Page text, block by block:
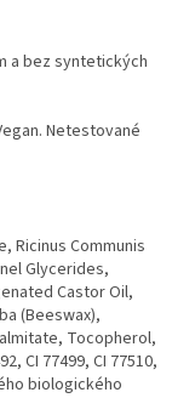
a bez syntetických
Netestované
Ricinus Communis
Glycerides,
Castor Oil,
(Beeswax),
Tocopherol,
CI 77499, CI 77510,
biologického